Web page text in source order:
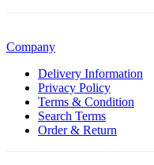
Company
Delivery Information
Privacy Policy
Terms & Condition
Search Terms
Order & Return